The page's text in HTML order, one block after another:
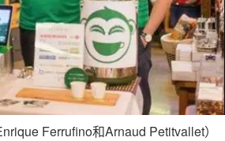
Ferrufino和Arnaud Petitvallet）